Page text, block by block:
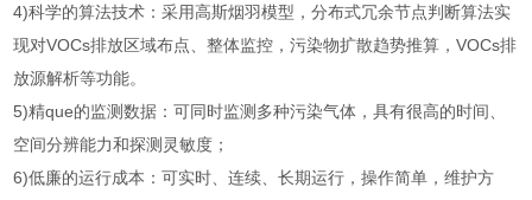
4)科学的算法技术：采用高斯烟羽模型，分布式冗余节点判断算法实
现对VOCs排放区域布点、整体监控，污染物扩散趋势推算，VOCs排
放源解析等功能。
5)精que的监测数据：可同时监测多种污染气体，具有很高的时间、
空间分辨能力和探测灵敏度；
6)低廉的运行成本：可实时、连续、长期运行，操作简单，维护方